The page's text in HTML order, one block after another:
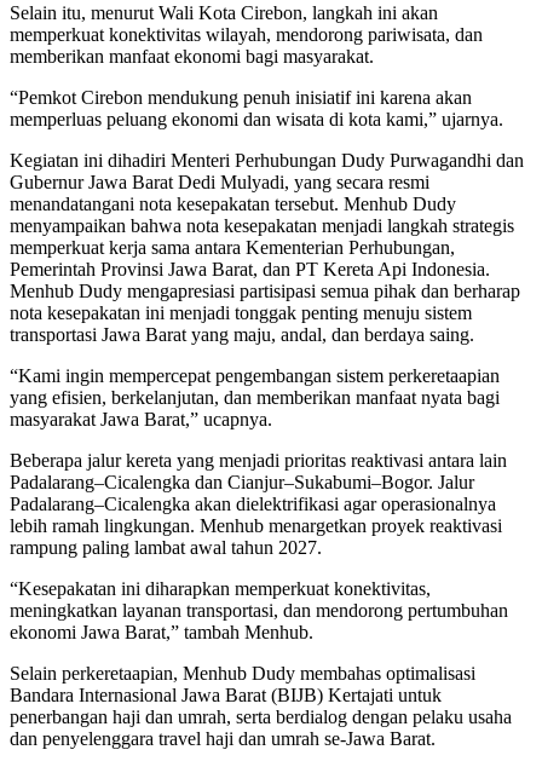
Selain itu, menurut Wali Kota Cirebon, langkah ini akan
memperkuat konektivitas wilayah, mendorong pariwisata, dan
memberikan manfaat ekonomi bagi masyarakat.
“Pemkot Cirebon mendukung penuh inisiatif ini karena akan
memperluas peluang ekonomi dan wisata di kota kami,” ujarnya.
Kegiatan ini dihadiri Menteri Perhubungan Dudy Purwagandhi dan
Gubernur Jawa Barat Dedi Mulyadi, yang secara resmi
menandatangani nota kesepakatan tersebut. Menhub Dudy
menyampaikan bahwa nota kesepakatan menjadi langkah strategis
memperkuat kerja sama antara Kementerian Perhubungan,
Pemerintah Provinsi Jawa Barat, dan PT Kereta Api Indonesia.
Menhub Dudy mengapresiasi partisipasi semua pihak dan berharap
nota kesepakatan ini menjadi tonggak penting menuju sistem
transportasi Jawa Barat yang maju, andal, dan berdaya saing.
“Kami ingin mempercepat pengembangan sistem perkeretaapian
yang efisien, berkelanjutan, dan memberikan manfaat nyata bagi
masyarakat Jawa Barat,” ucapnya.
Beberapa jalur kereta yang menjadi prioritas reaktivasi antara lain
Padalarang–Cicalengka dan Cianjur–Sukabumi–Bogor. Jalur
Padalarang–Cicalengka akan dielektrifikasi agar operasionalnya
lebih ramah lingkungan. Menhub menargetkan proyek reaktivasi
rampung paling lambat awal tahun 2027.
“Kesepakatan ini diharapkan memperkuat konektivitas,
meningkatkan layanan transportasi, dan mendorong pertumbuhan
ekonomi Jawa Barat,” tambah Menhub.
Selain perkeretaapian, Menhub Dudy membahas optimalisasi
Bandara Internasional Jawa Barat (BIJB) Kertajati untuk
penerbangan haji dan umrah, serta berdialog dengan pelaku usaha
dan penyelenggara travel haji dan umrah se-Jawa Barat.